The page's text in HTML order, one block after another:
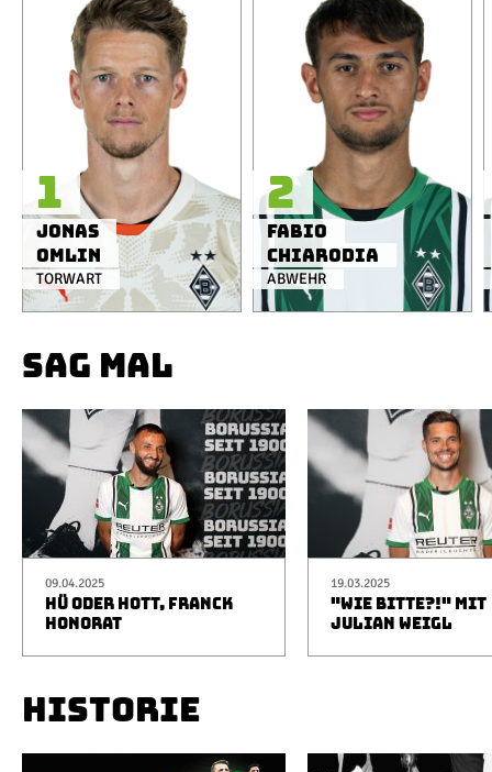
TORWART
Jonas
Omlin
1
ABWEHR
Fabio
Chiarodia
2
SAG MAL
09.04.2025
HÜ ODER HOTT, FRANCK
HONORAT
19.03.2025
"WIE BITTE?!" MIT
JULIAN WEIGL
HISTORIE